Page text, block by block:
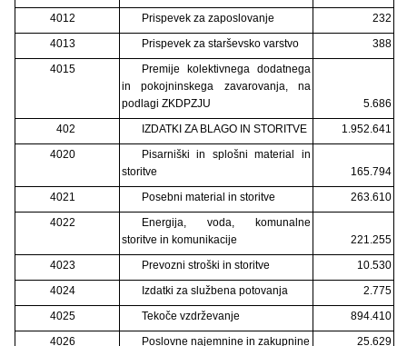
4012
Prispevek za zaposlovanje
232
4013
Prispevek za starševsko varstvo
388
4015
Premije kolektivnega dodatnega
in pokojninskega zavarovanja, na
podlagi ZKDPZJU
5.686
402
IZDATKI ZA BLAGO IN STORITVE
1.952.641
4020
Pisarniški in splošni material in
storitve
165.794
4021
Posebni material in storitve
263.610
4022
Energija, voda, komunalne
storitve in komunikacije
221.255
4023
Prevozni stroški in storitve
10.530
4024
Izdatki za službena potovanja
2.775
4025
Tekoče vzdrževanje
894.410
4026
Poslovne najemnine in zakupnine
25.629